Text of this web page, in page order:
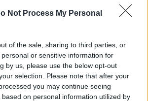
Not Process My Personal
of the sale, sharing to third parties, or
or sensitive information for
by us, please use the below opt-out
selection. Please note that after your
you may continue seeing
on personal information utilized by
nem a ti asztalotok lenne, akkor most
hogy miket kaptunk eddig.
és egy címerről kaptunk érdekes, ám
képeket. A következő napon
bomba robbant, hiszen sokunk nem
amikor albumborítóhoz
a Kökörcsint megformáló Joey